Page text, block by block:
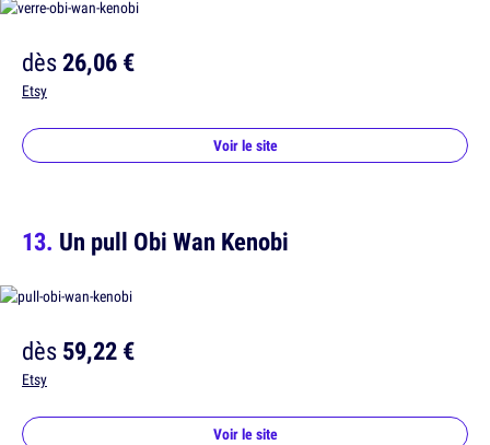
dès26,06 €
Etsy
Voir le site
Un pull Obi Wan Kenobi
dès59,22 €
Etsy
Voir le site